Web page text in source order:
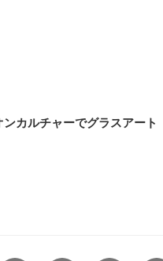
ンカルチャーでグラスアート